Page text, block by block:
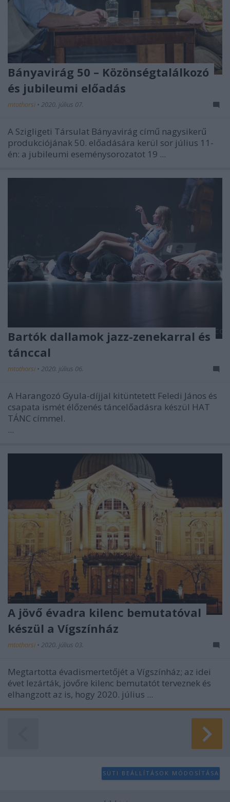
Bányavirág 50 – Közönségtalálkozó
és jubileumi előadás
mtothorsi • 2020. július 07.
A Szigligeti Társulat Bányavirág című nagysikerű
produkciójának 50. előadására kerül sor július 11-
én: a jubileumi eseménysorozatot 19 ...
Bartók dallamok jazz-zenekarral és
tánccal
mtothorsi • 2020. július 06.
A Harangozó Gyula-díjjal kitüntetett Feledi János és
csapata ismét élőzenés táncelőadásra készül HAT
TÁNC címmel.
...
A jövő évadra kilenc bemutatóval
készül a Vígszínház
mtothorsi • 2020. július 03.
Megtartotta évadismertetőjét a Vígszínház; az idei
évet lezárták, jövőre kilenc bemutatót terveznek és
elhangzott az is, hogy 2020. július ...
SÜTI BEÁLLÍTÁSOK MÓDOSÍTÁSA